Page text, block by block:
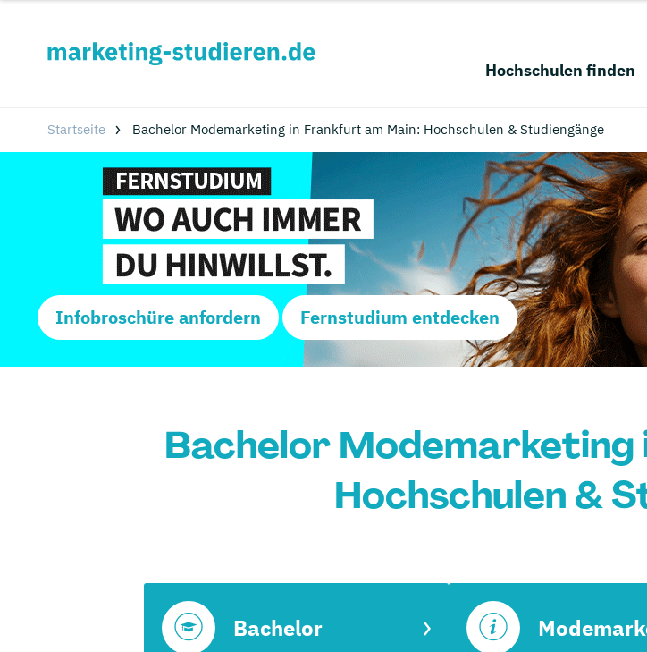
Hochschulen finden
Startseite Bachelor Modemarketing in Frankfurt am Main: Hochschulen & Studiengänge
Infobroschüre anfordern Fernstudium entdecken
Bachelor
Hochschulen &
Bachelor